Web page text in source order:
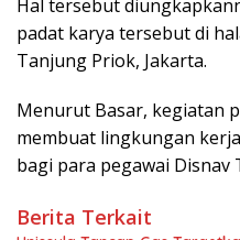
Hal tersebut
padat karya tersebut di
Tanjung Priok, Jakarta.
Menurut Basar, kegiatan
membuat lingkungan
bagi para pegawai Disnav
Berita Terkait